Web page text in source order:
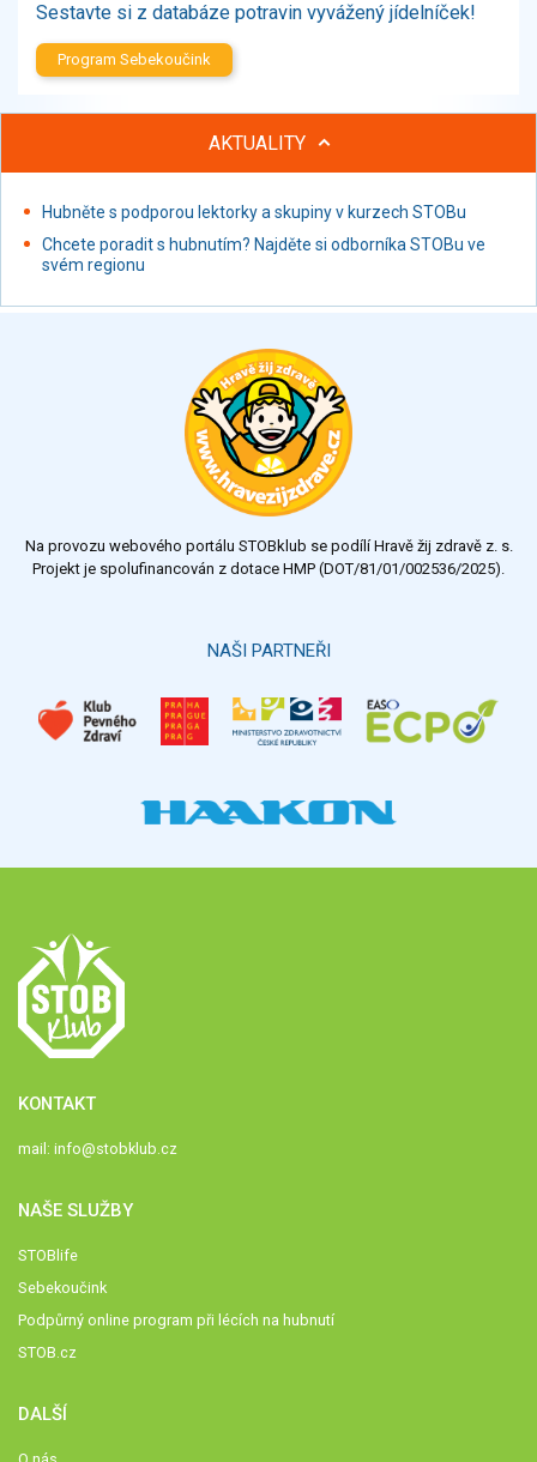
Sušené směsi
Polotovary, hotové pokrmy
Proteinové výrobky, doplňky stravy
Nápoje nealkoholické
Restaurace, jídelny, hotová jídla
Fastfood
Studená kuchyně, lahůdkářské výrobky
Sestavte si z databáze potravin vyvážený jídelníček!
Program Sebekoučink
AKTUALITY
Hubněte s podporou lektorky a skupiny v kurzech STOBu
Chcete poradit s hubnutím? Najděte si odborníka STOBu ve
svém regionu
Na provozu webového portálu STOBklub se podílí Hravě žij zdravě z. s.
Projekt je spolufinancován z dotace HMP (DOT/81/01/002536/2025).
NAŠI PARTNEŘI
KONTAKT
mail: info@stobklub.cz
NAŠE SLUŽBY
STOBlife
Sebekoučink
Podpůrný online program při lécích na hubnutí
STOB.cz
DALŠÍ